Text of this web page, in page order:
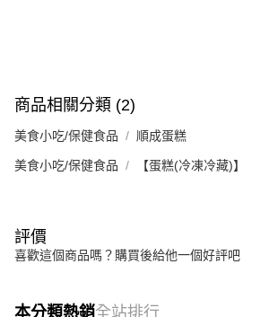
商品相關分類 (2)
美食小吃/保健食品 順成蛋糕
美食小吃/保健食品 【蛋糕(冷凍冷藏)】
評價
喜歡這個商品嗎？購買後給他一個好評吧
本分類熱銷全站排行